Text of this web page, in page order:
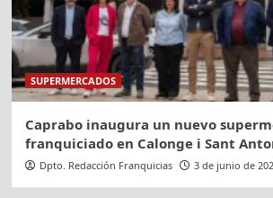
SUPERMERCADOS
Caprabo inaugura un nuevo
franquiciado en Calonge i Sant
Dpto. Redacción Franquicias 3 de junio de